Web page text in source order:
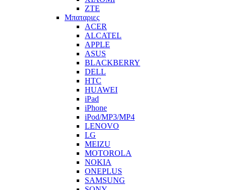
ZTE
Μπαταριες
ACER
ALCATEL
APPLE
ASUS
BLACKBERRY
DELL
HTC
HUAWEI
iPad
iPhone
iPod/MP3/MP4
LENOVO
LG
MEIZU
MOTOROLA
NOKIA
ONEPLUS
SAMSUNG